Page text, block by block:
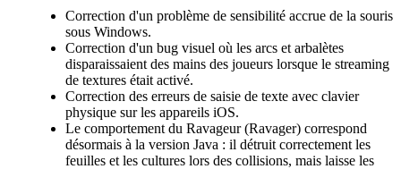
Correction d'un problème de sensibilité accrue de la souris
sous Windows.
Correction d'un bug visuel où les arcs et arbalètes
disparaissaient des mains des joueurs lorsque le streaming
de textures était activé.
Correction des erreurs de saisie de texte avec clavier
physique sur les appareils iOS.
Le comportement du Ravageur (Ravager) correspond
désormais à la version Java : il détruit correctement les
feuilles et les cultures lors des collisions, mais laisse les